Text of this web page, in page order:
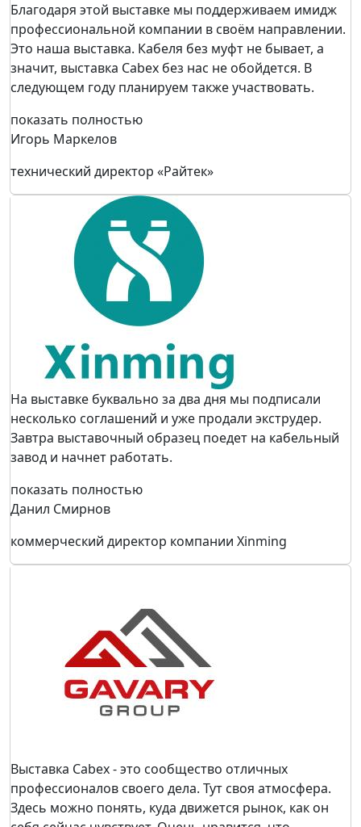
Благодаря этой выставке мы поддерживаем имидж
профессиональной компании в своём направлении.
Это наша выставка. Кабеля без муфт не бывает, а
значит, выставка Cabex без нас не обойдется. В
следующем году планируем также участвовать.
показать полностью
Игорь Маркелов
технический директор «Райтек»
На выставке буквально за два дня мы подписали
несколько соглашений и уже продали экструдер.
Завтра выставочный образец поедет на кабельный
завод и начнет работать.
показать полностью
Данил Смирнов
коммерческий директор компании Xinming
Выставка Cabex - это сообщество отличных
профессионалов своего дела. Тут своя атмосфера.
Здесь можно понять, куда движется рынок, как он